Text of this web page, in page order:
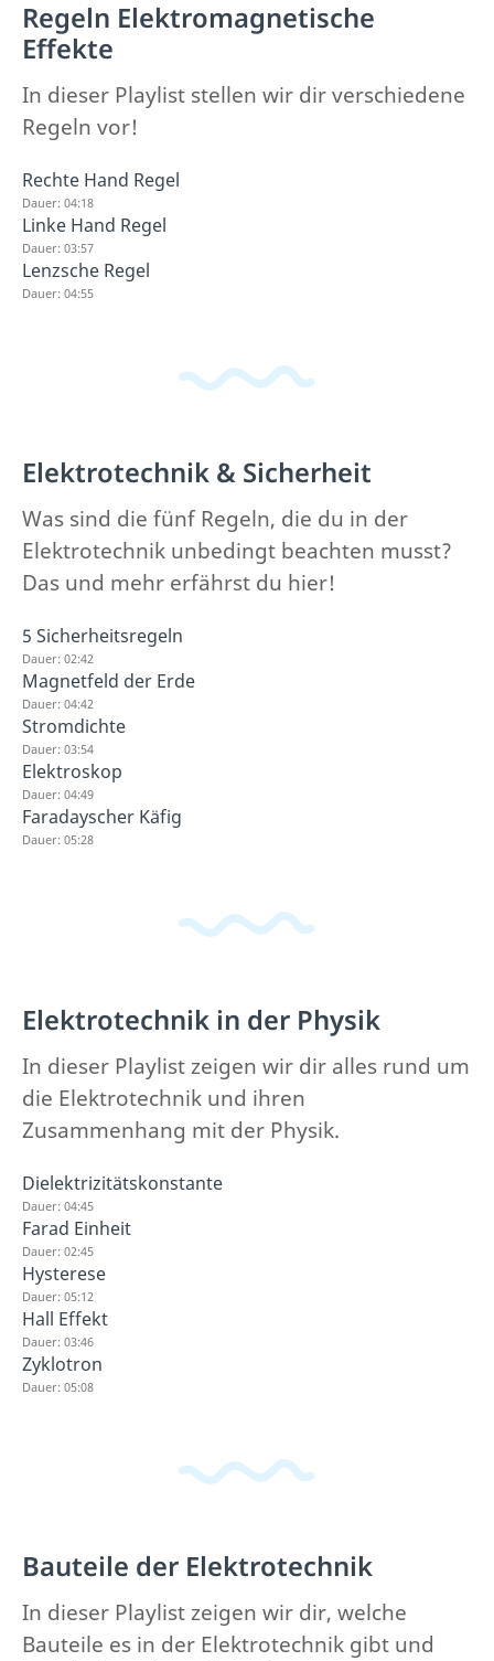
Regeln Elektromagnetische
Effekte
In dieser Playlist stellen wir dir verschiedene
Regeln vor!
Rechte Hand Regel
Dauer: 04:18
Linke Hand Regel
Dauer: 03:57
Lenzsche Regel
Dauer: 04:55
Elektrotechnik & Sicherheit
Was sind die fünf Regeln, die du in der
Elektrotechnik unbedingt beachten musst?
Das und mehr erfährst du hier!
5 Sicherheitsregeln
Dauer: 02:42
Magnetfeld der Erde
Dauer: 04:42
Stromdichte
Dauer: 03:54
Elektroskop
Dauer: 04:49
Faradayscher Käfig
Dauer: 05:28
Elektrotechnik in der Physik
In dieser Playlist zeigen wir dir alles rund um
die Elektrotechnik und ihren
Zusammenhang mit der Physik.
Dielektrizitätskonstante
Dauer: 04:45
Farad Einheit
Dauer: 02:45
Hysterese
Dauer: 05:12
Hall Effekt
Dauer: 03:46
Zyklotron
Dauer: 05:08
Bauteile der Elektrotechnik
In dieser Playlist zeigen wir dir, welche
Bauteile es in der Elektrotechnik gibt und